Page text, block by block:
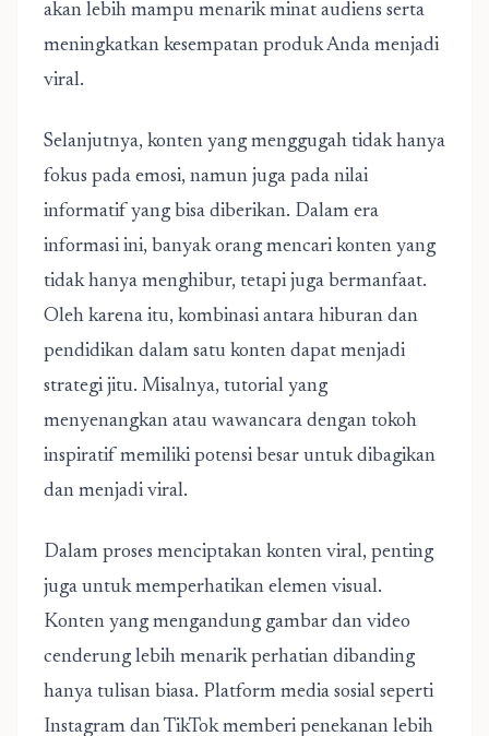
akan lebih mampu menarik minat audiens serta
meningkatkan kesempatan produk Anda menjadi
viral.
Selanjutnya, konten yang menggugah tidak hanya
fokus pada emosi, namun juga pada nilai
informatif yang bisa diberikan. Dalam era
informasi ini, banyak orang mencari konten yang
tidak hanya menghibur, tetapi juga bermanfaat.
Oleh karena itu, kombinasi antara hiburan dan
pendidikan dalam satu konten dapat menjadi
strategi jitu. Misalnya, tutorial yang
menyenangkan atau wawancara dengan tokoh
inspiratif memiliki potensi besar untuk dibagikan
dan menjadi viral.
Dalam proses menciptakan konten viral, penting
juga untuk memperhatikan elemen visual.
Konten yang mengandung gambar dan video
cenderung lebih menarik perhatian dibanding
hanya tulisan biasa. Platform media sosial seperti
Instagram dan TikTok memberi penekanan lebih